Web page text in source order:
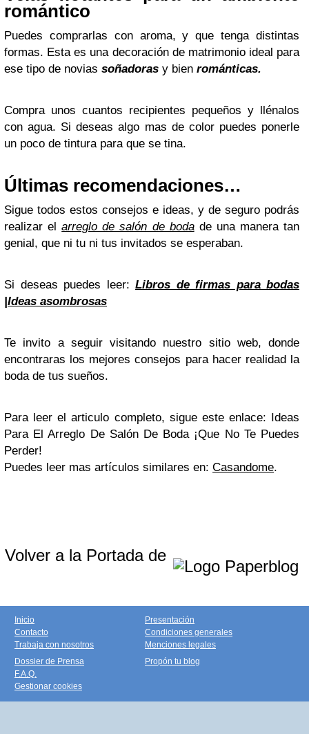
romántico
Puedes comprarlas con aroma, y que tenga distintas
formas. Esta es una decoración de matrimonio ideal para
ese tipo de novias soñadoras y bien románticas.
Compra unos cuantos recipientes pequeños y llénalos
con agua. Si deseas algo mas de color puedes ponerle
un poco de tintura para que se tina.
Últimas recomendaciones…
Sigue todos estos consejos e ideas, y de seguro podrás
realizar elarreglo de salón de bodade una manera tan
genial, que ni tu ni tus invitados se esperaban.
Si deseas puedes leer: Libros de firmas para bodas
|Ideas asombrosas
Te invito a seguir visitando nuestro sitio web, donde
encontraras los mejores consejos para hacer realidad la
boda de tus sueños.
Para leer el articulo completo, sigue este enlace: Ideas
Para El Arreglo De Salón De Boda ¡Que No Te Puedes
Perder!
Puedes leer mas artículos similares en: Casandome.
Volver a la Portada de
Inicio
Contacto
Trabaja con nosotros
Presentación
Condiciones generales
Menciones legales
Dossier de Prensa
F.A.Q.
Gestionar cookies
Propón tu blog